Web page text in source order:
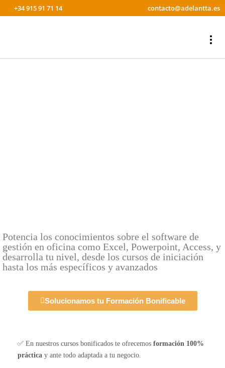
+34 915 91 71 14 contacto@adelantta.es
Potencia los conocimientos sobre el software de
gestión en oficina como Excel, Powerpoint, Access, y
desarrolla tu nivel, desde los cursos de iniciación
hasta los más específicos y avanzados
Solucionamos tu Formación Bonificable
✅ En nuestros cursos bonificados te ofrecemos formación 100%
práctica y ante todo adaptada a tu negocio.